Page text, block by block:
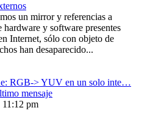
un mirror y referencias a
hardware y software presentes
Internet, sólo con objeto de
han desaparecido...
RGB-> YUV en un solo inte…
mensaje
pm